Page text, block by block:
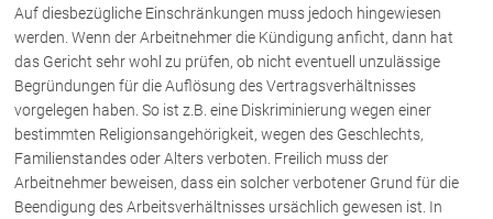
Kanzleiteam
Netzwerk
Download
Die Österreichischen Rechtsanwälte
Anwälte
Auf diesbezügliche Einschränkungen muss jedoch hingewiesen
werden. Wenn der Arbeitnehmer die Kündigung anficht, dann hat
das Gericht sehr wohl zu prüfen, ob nicht eventuell unzulässige
Begründungen für die Auflösung des Vertragsverhältnisses
vorgelegen haben. So ist z.B. eine Diskriminierung wegen einer
bestimmten Religionsangehörigkeit, wegen des Geschlechts,
Familienstandes oder Alters verboten. Freilich muss der
Arbeitnehmer beweisen, dass ein solcher verbotener Grund für die
Beendigung des Arbeitsverhältnisses ursächlich gewesen ist. In